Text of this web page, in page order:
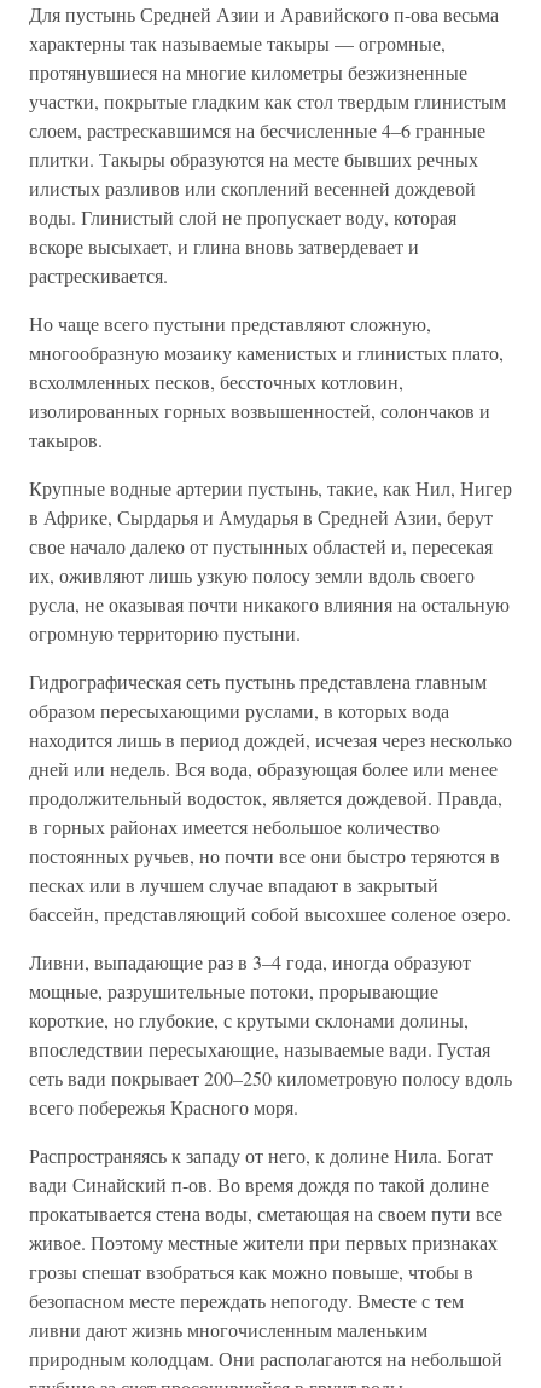
Для пустынь Средней Азии и Аравийского п-ова весьма
характерны так называемые такыры — огромные,
протянувшиеся на многие километры безжизненные
участки, покрытые гладким как стол твердым глинистым
слоем, растрескавшимся на бесчисленные 4–6 гранные
плитки. Такыры образуются на месте бывших речных
илистых разливов или скоплений весенней дождевой
воды. Глинистый слой не пропускает воду, которая
вскоре высыхает, и глина вновь затвердевает и
растрескивается.
Но чаще всего пустыни представляют сложную,
многообразную мозаику каменистых и глинистых плато,
всхолмленных песков, бессточных котловин,
изолированных горных возвышенностей, солончаков и
такыров.
Крупные водные артерии пустынь, такие, как Нил, Нигер
в Африке, Сырдарья и Амударья в Средней Азии, берут
свое начало далеко от пустынных областей и, пересекая
их, оживляют лишь узкую полосу земли вдоль своего
русла, не оказывая почти никакого влияния на остальную
огромную территорию пустыни.
Гидрографическая сеть пустынь представлена главным
образом пересыхающими руслами, в которых вода
находится лишь в период дождей, исчезая через несколько
дней или недель. Вся вода, образующая более или менее
продолжительный водосток, является дождевой. Правда,
в горных районах имеется небольшое количество
постоянных ручьев, но почти все они быстро теряются в
песках или в лучшем случае впадают в закрытый
бассейн, представляющий собой высохшее соленое озеро.
Ливни, выпадающие раз в 3–4 года, иногда образуют
мощные, разрушительные потоки, прорывающие
короткие, но глубокие, с крутыми склонами долины,
впоследствии пересыхающие, называемые вади. Густая
сеть вади покрывает 200–250 километровую полосу вдоль
всего побережья Красного моря.
Распространяясь к западу от него, к долине Нила. Богат
вади Синайский п-ов. Во время дождя по такой долине
прокатывается стена воды, сметающая на своем пути все
живое. Поэтому местные жители при первых признаках
грозы спешат взобраться как можно повыше, чтобы в
безопасном месте переждать непогоду. Вместе с тем
ливни дают жизнь многочисленным маленьким
природным колодцам. Они располагаются на небольшой